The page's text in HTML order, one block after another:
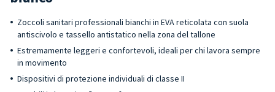
Zoccoli sanitari professionali bianchi in EVA reticolata con suola
antiscivolo e tassello antistatico nella zona del tallone
Estremamente leggeri e confortevoli, ideali per chi lavora sempre
in movimento
Dispositivi di protezione individuali di classe II